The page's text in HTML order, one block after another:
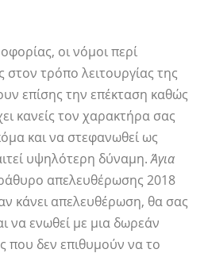
οι νόμοι περί
στον τρόπο λειτουργίας της
επίσης την επέκταση καθώς
κανείς τον χαρακτήρα σας
και να στεφανωθεί ως
υψηλότερη δύναμη.Άγια
απελευθέρωσης 2018
κάνει απελευθέρωση, θα σας
να ενωθεί με μια δωρεάν
που δεν επιθυμούν να το